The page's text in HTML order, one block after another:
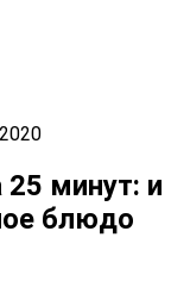
25 минут: и
блюдо